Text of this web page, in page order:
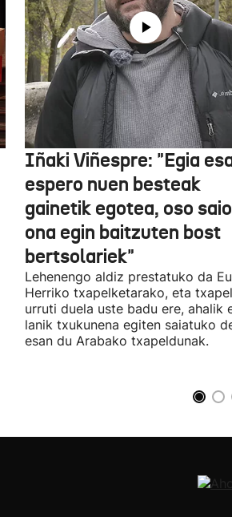
Iñaki Viñespre: "Egia
espero nuen besteak
gainetik egotea, oso saio
ona egin baitzuten bost
bertsolariek"
Lehenengo aldiz prestatuko da
Herriko txapelketarako, eta
urruti duela uste badu ere, ahalik
lanik txukunena egiten saiatuko
esan du Arabako txapeldunak.